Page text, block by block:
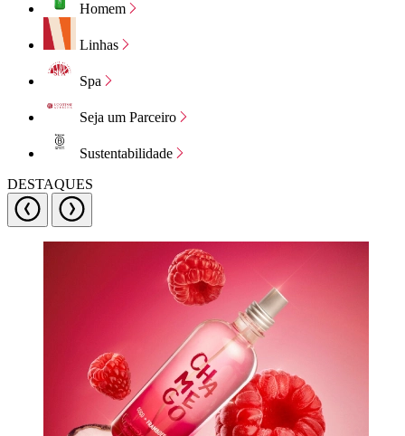
Homem
Linhas
Spa
Seja um Parceiro
Sustentabilidade
DESTAQUES